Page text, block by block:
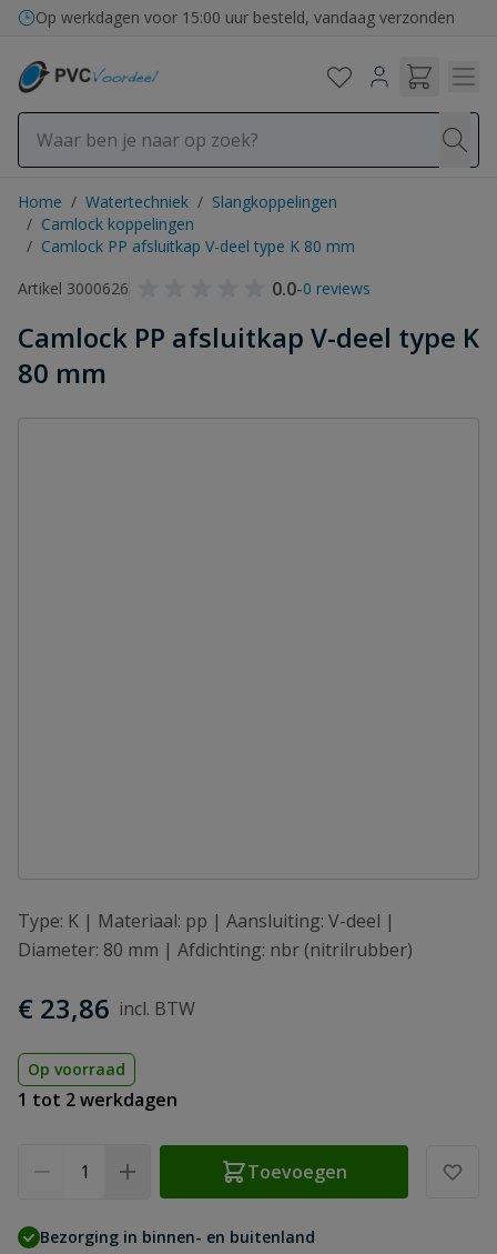
Ga naar de inhoud
Op werkdagen voor 15:00 uur besteld, vandaag verzonden
Home / Watertechniek / Slangkoppelingen
/ Camlock koppelingen
/ Camlock PP afsluitkap V-deel type K 80 mm
Artikel 3000626
0.0-0 reviews
Camlock PP afsluitkap V-deel type K
80 mm
Type: K | Materiaal: pp | Aansluiting: V-deel |
Diameter: 80 mm | Afdichting: nbr (nitrilrubber)
€ 23,86
Op voorraad
1 tot 2 werkdagen
Toevoegen
Bezorging in binnen- en buitenland